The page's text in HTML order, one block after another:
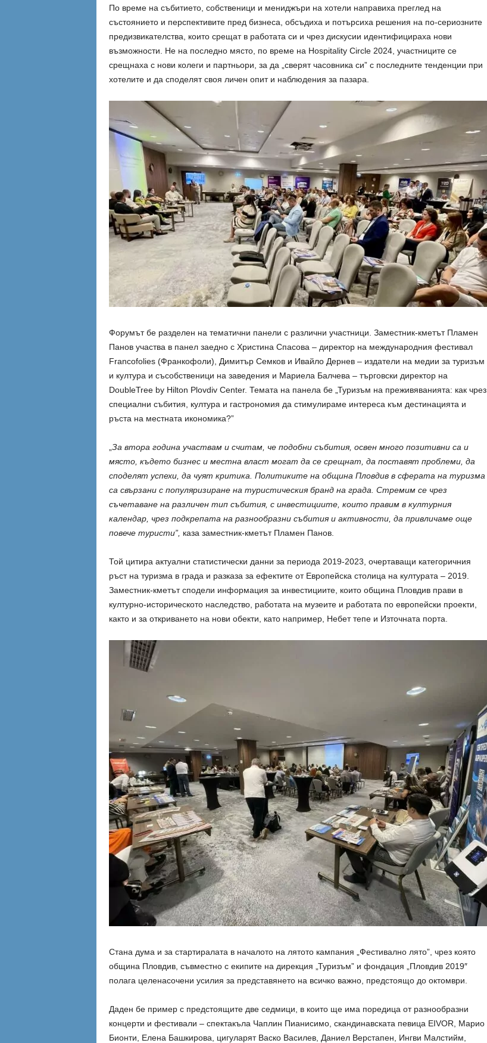
По време на събитието, собственици и мениджъри на хотели направиха преглед на
състоянието и перспективите пред бизнеса, обсъдиха и потърсиха решения на по-сериозните
предизвикателства, които срещат в работата си и чрез дискусии идентифицираха нови
възможности. Не на последно място, по време на Hospitality Circle 2024, участниците се
срещнаха с нови колеги и партньори, за да „сверят часовника си” с последните тенденции при
хотелите и да споделят своя личен опит и наблюдения за пазара.
Форумът бе разделен на тематични панели с различни участници. Заместник-кметът Пламен
Панов участва в панел заедно с Христина Спасова – директор на международния фестивал
Francofolies (Франкофоли), Димитър Семков и Ивайло Дернев – издатели на медии за туризъм
и култура и съсобственици на заведения и Мариела Балчева – търговски директор на
DoubleTree by Hilton Plovdiv Center. Темата на панела бе „Туризъм на преживяванията: как чрез
специални събития, култура и гастрономия да стимулираме интереса към дестинацията и
ръста на местната икономика?”
За втора година участвам и считам, че подобни събития, освен много позитивни са и
място, където бизнес и местна власт могат да се срещнат, да поставят проблеми, да
споделят успехи, да чуят критика. Политиките на община Пловдив в сферата на туризма
са свързани с популяризиране на туристическия бранд на града. Стремим се чрез
съчетаване на различен тип събития, с инвестициите, които правим в културния
календар, чрез подкрепата на разнообразни събития и активности, да привличаме още
повече туристи”, каза заместник-кметът Пламен Панов.
Той цитира актуални статистически данни за периода 2019-2023, очертаващи категоричния
ръст на туризма в града и разказа за ефектите от Европейска столица на културата – 2019.
Заместник-кметът сподели информация за инвестициите, които община Пловдив прави в
културно-историческото наследство, работата на музеите и работата по европейски проекти,
както и за откриването на нови обекти, като например, Небет тепе и Източната порта.
Стана дума и за стартиралата в началото на лятото кампания „Фестивално лято”, чрез която
община Пловдив, съвместно с екипите на дирекция „Туризъм” и фондация „Пловдив 2019″
полага целенасочени усилия за представянето на всичко важно, предстоящо до октомври.
Даден бе пример с предстоящите две седмици, в които ще има поредица от разнообразни
концерти и фестивали – спектакъла Чаплин Пианисимо, скандинавската певица EIVOR, Марио
Бионти, Елена Башкирова, цигуларят Васко Василев, Даниел Верстапен, Ингви Малстийм,